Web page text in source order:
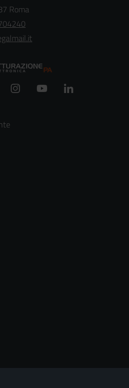
Roma
Facebook Instagram YouTube